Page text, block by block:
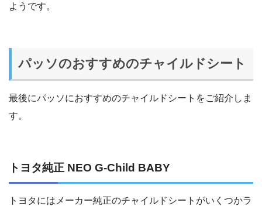
ようです。
パッソのおすすめのチャイルドシート
最後にパッソにおすすめのチャイルドシートをご紹介しま
す。
トヨタ純正 NEO G-Child BABY
トヨタにはメーカー純正のチャイルドシートがいくつかラ